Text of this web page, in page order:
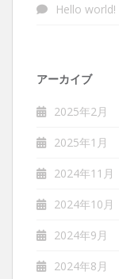
Hello world!
アーカイブ
2025年2月
2025年1月
2024年11月
2024年10月
2024年9月
2024年8月